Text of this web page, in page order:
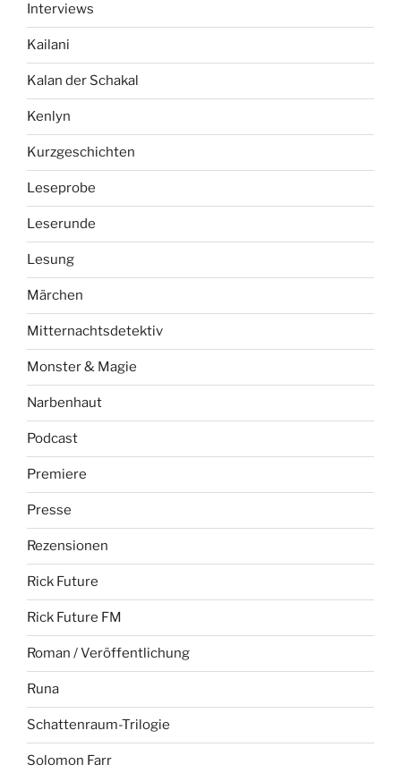
Interviews
Kailani
Kalan der Schakal
Kenlyn
Kurzgeschichten
Leseprobe
Leserunde
Lesung
Märchen
Mitternachtsdetektiv
Monster & Magie
Narbenhaut
Podcast
Premiere
Presse
Rezensionen
Rick Future
Rick Future FM
Roman / Veröffentlichung
Runa
Schattenraum-Trilogie
Solomon Farr